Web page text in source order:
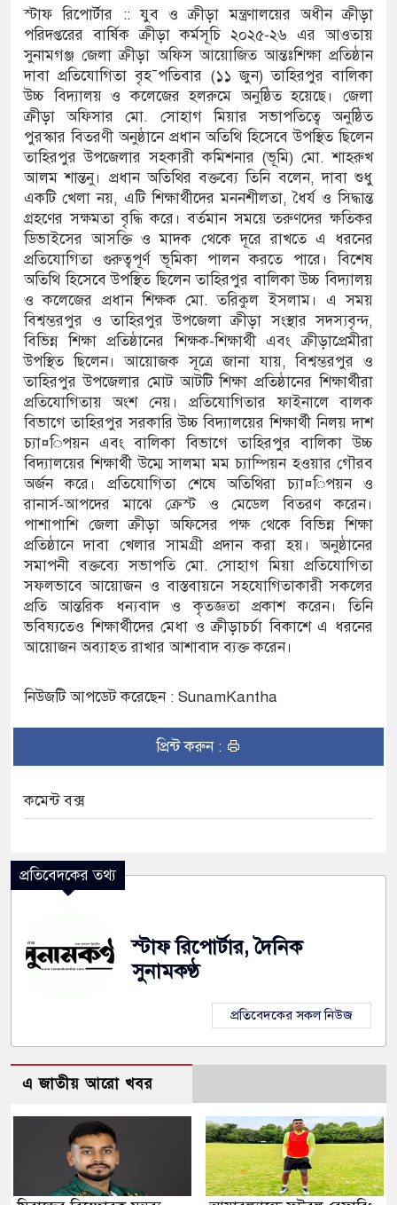
অভাবে অনিশ্চয়তায় হাওরের শত শত শিক্ষার্থীর
মাধ্যমিকেই
সম্মেলন রফিকুল ইসলামের প্রতিপক্ষের সব অভিযোগ
দিবস
সংকট চুলা জ্বলে না, পাম্পে দীর্ঘ লাইন
নিয়েছে দালাল চক্র
সম্প্রসারিত প্রশাসনিক ভবনের উদ্বোধন
তৎপরতা চালানোর মুরোদ আওয়ামী লীগের নেই :
আইনে মামলা: নাদের, পলিন, রিপন-
আসামি
ইলেক্ট্রনিক বুথ ও সেল্ফ সার্ভিস সেন্টারের উদ্বোধন
জেলা প্রশাসন
স্টাফ রিপোর্টার :: যুব ও ক্রীড়া মন্ত্রণালয়ের অধীন ক্রীড়া
পরিদপ্তরের বার্ষিক ক্রীড়া কর্মসূচি ২০২৫-২৬ এর আওতায়
সুনামগঞ্জ জেলা ক্রীড়া অফিস আয়োজিত আন্তঃশিক্ষা প্রতিষ্ঠান
দাবা প্রতিযোগিতা বৃহ¯পতিবার (১১ জুন) তাহিরপুর বালিকা
উচ্চ বিদ্যালয় ও কলেজের হলরুমে অনুষ্ঠিত হয়েছে। জেলা
ক্রীড়া অফিসার মো. সোহাগ মিয়ার সভাপতিত্বে অনুষ্ঠিত
পুরস্কার বিতরণী অনুষ্ঠানে প্রধান অতিথি হিসেবে উপস্থিত ছিলেন
তাহিরপুর উপজেলার সহকারী কমিশনার (ভূমি) মো. শাহরুখ
আলম শান্তনু। প্রধান অতিথির বক্তব্যে তিনি বলেন, দাবা শুধু
একটি খেলা নয়, এটি শিক্ষার্থীদের মননশীলতা, ধৈর্য ও সিদ্ধান্ত
গ্রহণের সক্ষমতা বৃদ্ধি করে। বর্তমান সময়ে তরুণদের ক্ষতিকর
ডিভাইসের আসক্তি ও মাদক থেকে দূরে রাখতে এ ধরনের
প্রতিযোগিতা গুরুত্বপূর্ণ ভূমিকা পালন করতে পারে। বিশেষ
অতিথি হিসেবে উপস্থিত ছিলেন তাহিরপুর বালিকা উচ্চ বিদ্যালয়
ও কলেজের প্রধান শিক্ষক মো. তরিকুল ইসলাম। এ সময়
বিশ্বম্ভরপুর ও তাহিরপুর উপজেলা ক্রীড়া সংস্থার সদস্যবৃন্দ,
বিভিন্ন শিক্ষা প্রতিষ্ঠানের শিক্ষক-শিক্ষার্থী এবং ক্রীড়াপ্রেমীরা
উপস্থিত ছিলেন। আয়োজক সূত্রে জানা যায়, বিশ্বম্ভরপুর ও
তাহিরপুর উপজেলার মোট আটটি শিক্ষা প্রতিষ্ঠানের শিক্ষার্থীরা
প্রতিযোগিতায় অংশ নেয়। প্রতিযোগিতার ফাইনালে বালক
বিভাগে তাহিরপুর সরকারি উচ্চ বিদ্যালয়ের শিক্ষার্থী নিলয় দাশ
চ্যা¤িপয়ন এবং বালিকা বিভাগে তাহিরপুর বালিকা উচ্চ
বিদ্যালয়ের শিক্ষার্থী উম্মে সালমা মম চ্যাম্পিয়ন হওয়ার গৌরব
অর্জন করে। প্রতিযোগিতা শেষে অতিথিরা চ্যা¤িপয়ন ও
রানার্স-আপদের মাঝে ক্রেস্ট ও মেডেল বিতরণ করেন।
পাশাপাশি জেলা ক্রীড়া অফিসের পক্ষ থেকে বিভিন্ন শিক্ষা
প্রতিষ্ঠানে দাবা খেলার সামগ্রী প্রদান করা হয়। অনুষ্ঠানের
সমাপনী বক্তব্যে সভাপতি মো. সোহাগ মিয়া প্রতিযোগিতা
সফলভাবে আয়োজন ও বাস্তবায়নে সহযোগিতাকারী সকলের
প্রতি আন্তরিক ধন্যবাদ ও কৃতজ্ঞতা প্রকাশ করেন। তিনি
ভবিষ্যতেও শিক্ষার্থীদের মেধা ও ক্রীড়াচর্চা বিকাশে এ ধরনের
আয়োজন অব্যাহত রাখার আশাবাদ ব্যক্ত করেন।
নিউজটি আপডেট করেছেন : SunamKantha
প্রিন্ট করুন :
কমেন্ট বক্স
প্রতিবেদকের তথ্য
স্টাফ রিপোর্টার, দৈনিক
সুনামকণ্ঠ
প্রতিবেদকের সকল নিউজ
এ জাতীয় আরো খবর